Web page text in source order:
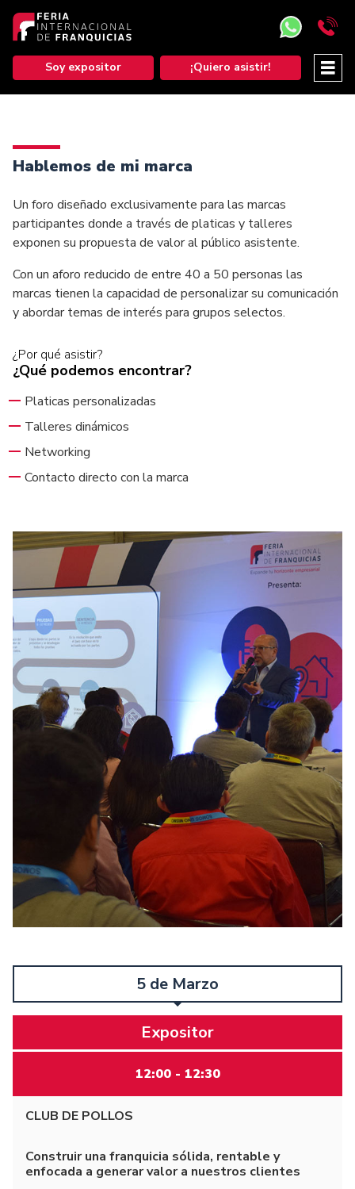
Soy expositor ¡Quiero asistir!
Hablemos de mi marca
Un foro diseñado exclusivamente para las marcas
participantes donde a través de platicas y talleres
exponen su propuesta de valor al público asistente.
Con un aforo reducido de entre 40 a 50 personas las
marcas tienen la capacidad de personalizar su comunicación
y abordar temas de interés para grupos selectos.
¿Por qué asistir?
¿Qué podemos encontrar?
Platicas personalizadas
Talleres dinámicos
Networking
Contacto directo con la marca
5 de Marzo
Expositor
12:00 - 12:30
CLUB DE POLLOS
Construir una franquicia sólida, rentable y
enfocada a generar valor a nuestros clientes